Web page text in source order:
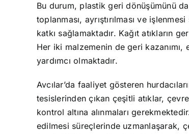
Bu durum, plastik geri dönüşümünü
toplanması, ayrıştırılması ve
katkı sağlamaktadır. Kağıt atıkların
Her iki malzemenin de geri kazanımı,
yardımcı olmaktadır.
Avcılar’da faaliyet gösteren
tesislerinden çıkan çeşitli atıklar,
kontrol altına alınmaları
edilmesi süreçlerinde uzmanlaşarak,